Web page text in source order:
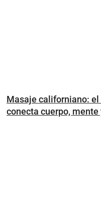
Masaje californiano:
conecta cuerpo,